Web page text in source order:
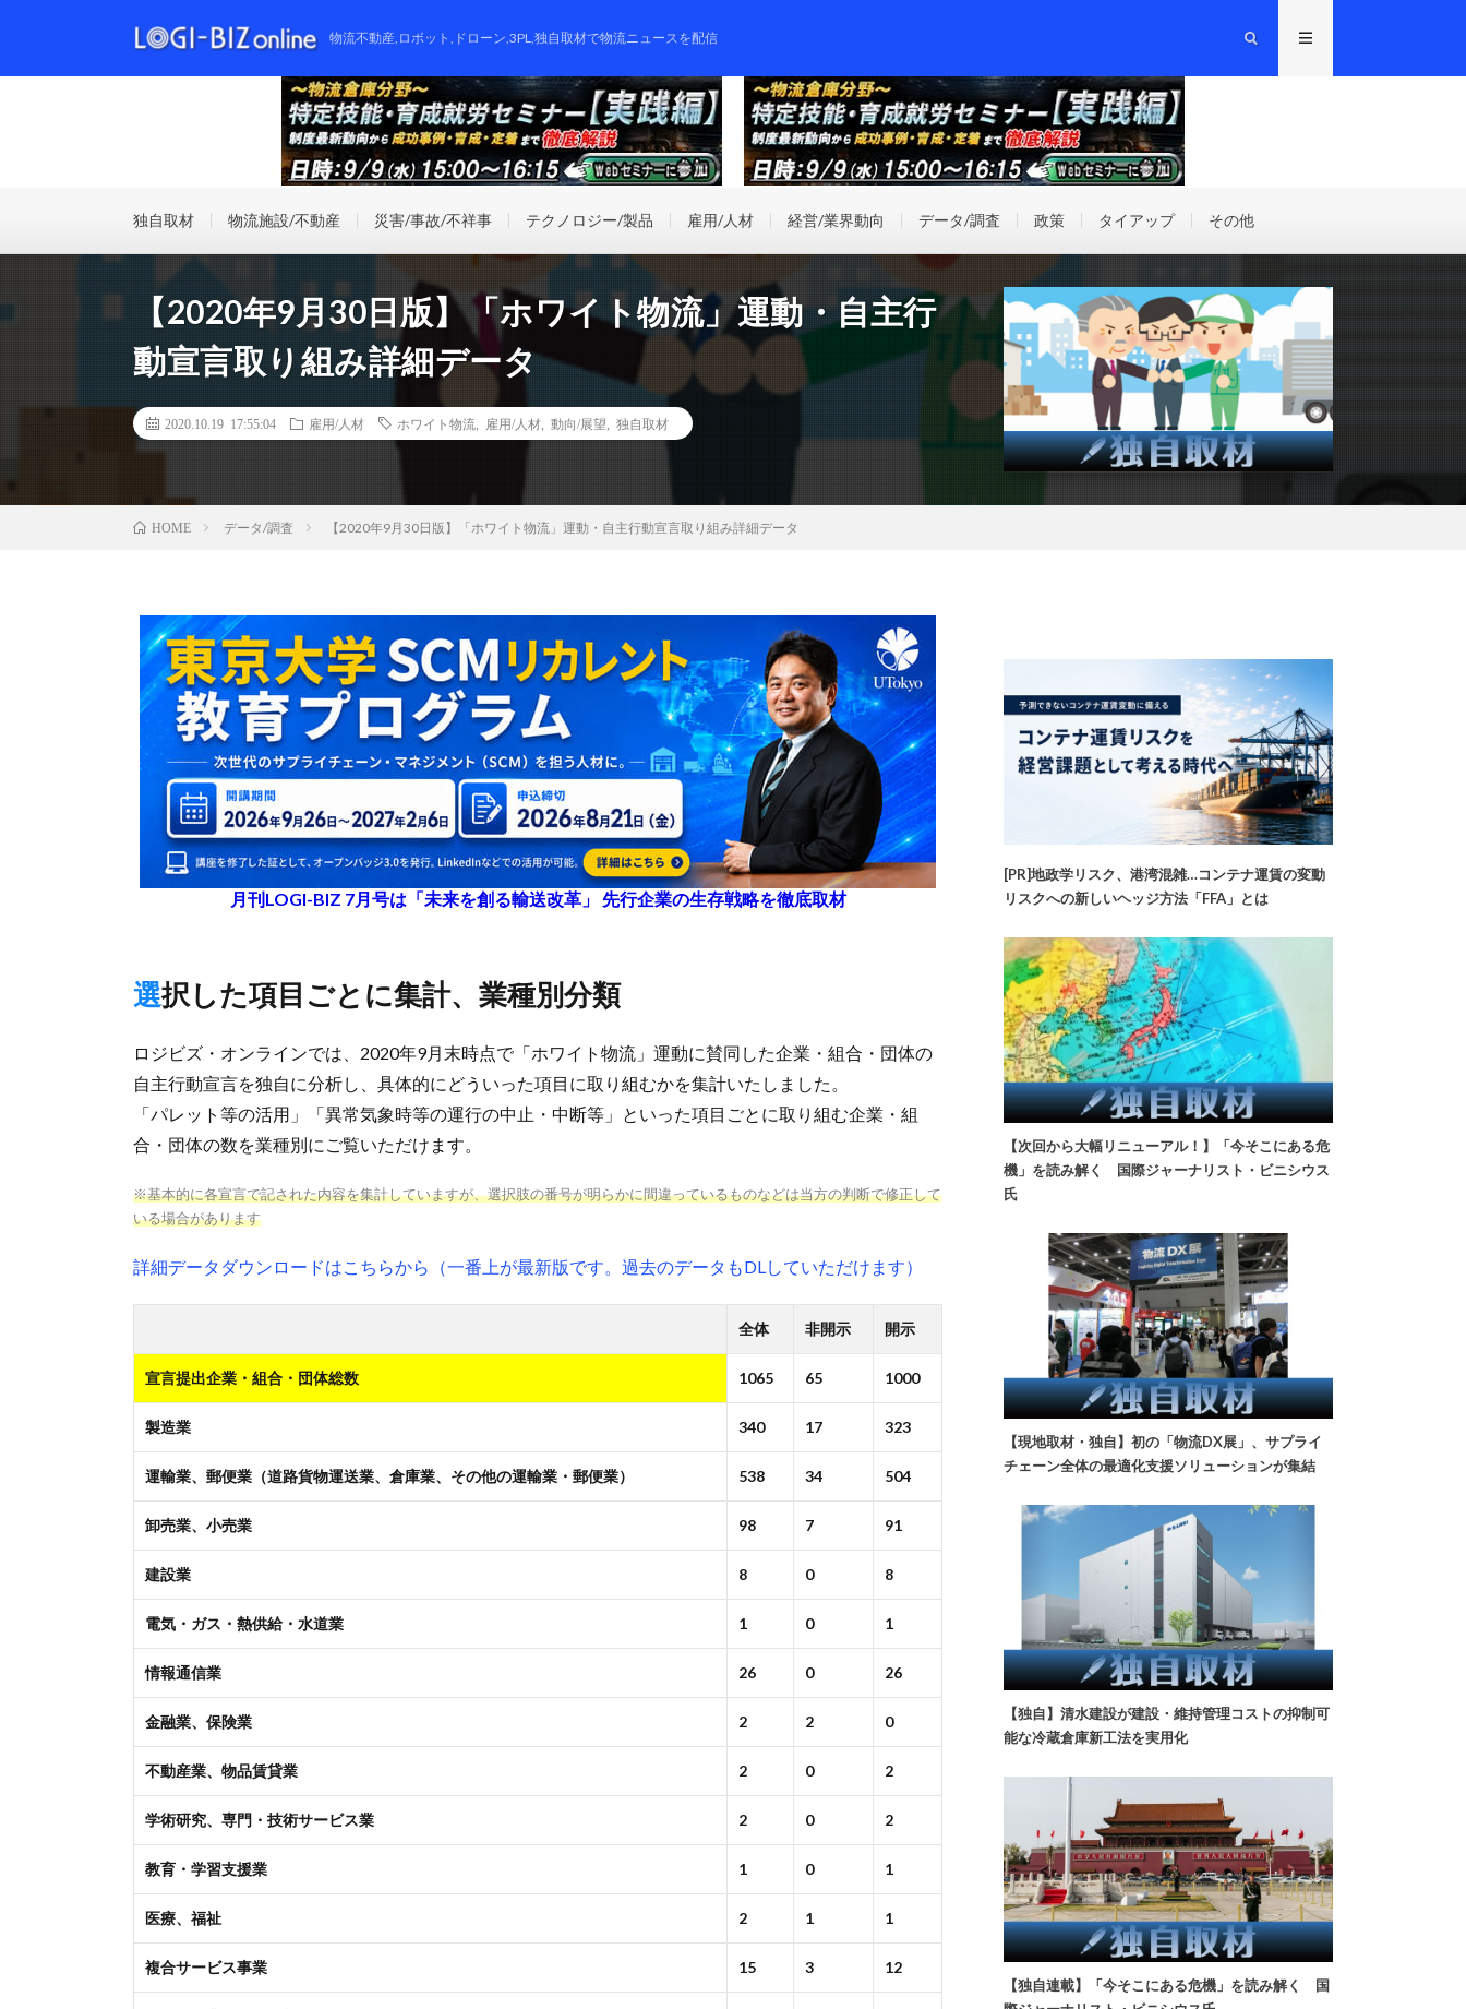
物流不動産,ロボット,ドローン,3PL,独自取材で物流ニュースを配信
独自取材 物流施設/不動産 災害/事故/不祥事 テクノロジー/製品 雇用/人材 経営/業界動向 データ/調査 政策 タイアップ その他
【2020年9月30日版】「ホワイト物流」運動・自主行
動宣言取り組み詳細データ
2020.10.19 17:55:04 雇用/人材 ホワイト物流 雇用/人材 動向/展望 独自取材
HOME データ/調査 【2020年9月30日版】「ホワイト物流」運動・自主行動宣言取り組み詳細データ
月刊LOGI-BIZ 7月号は「未来を創る輸送改革」 先行企業の生存戦略を徹底取材
選択した項目ごとに集計、業種別分類
ロジビズ・オンラインでは、2020年9月末時点で「ホワイト物流」運動に賛同した企業・組合・団体の
自主行動宣言を独自に分析し、具体的にどういった項目に取り組むかを集計いたしました。
「パレット等の活用」「異常気象時等の運行の中止・中断等」といった項目ごとに取り組む企業・組
合・団体の数を業種別にご覧いただけます。
※基本的に各宣言で記された内容を集計していますが、選択肢の番号が明らかに間違っているものなどは当方の判断で修正して
いる場合があります
詳細データダウンロードはこちらから（一番上が最新版です。過去のデータもDLしていただけます）
全体 非開示 開示
宣言提出企業・組合・団体総数 1065 65 1000
製造業 340 17 323
運輸業、郵便業（道路貨物運送業、倉庫業、その他の運輸業・郵便業） 538 34 504
卸売業、小売業 98 7 91
建設業 8 0 8
電気・ガス・熱供給・水道業 1 0 1
情報通信業 26 0 26
金融業、保険業 2 2 0
不動産業、物品賃貸業 2 0 2
学術研究、専門・技術サービス業 2 0 2
教育・学習支援業 1 0 1
医療、福祉 2 1 1
複合サービス事業 15 3 12
[PR]地政学リスク、港湾混雑…コンテナ運賃の変動
リスクへの新しいヘッジ方法「FFA」とは
【次回から大幅リニューアル！】「今そこにある危
機」を読み解く 国際ジャーナリスト・ビニシウス
氏
【現地取材・独自】初の「物流DX展」、サプライ
チェーン全体の最適化支援ソリューションが集結
【独自】清水建設が建設・維持管理コストの抑制可
能な冷蔵倉庫新工法を実用化
【独自連載】「今そこにある危機」を読み解く 国